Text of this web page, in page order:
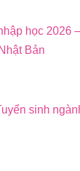
học 2026
Bản
sinh